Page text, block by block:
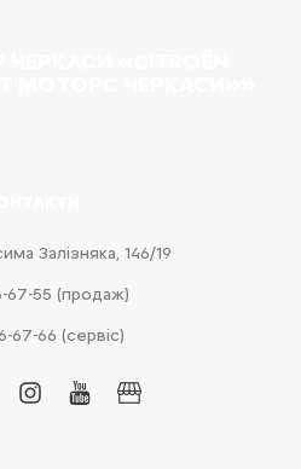
Залізняка, 146/19
67-55 (продаж)
67-66 (сервіс)
instagram
youtubebusiness